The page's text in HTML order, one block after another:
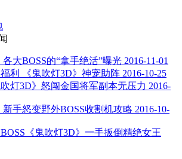
各大BOSS的“拿手绝活”曝光 2016-11-01
利 《鬼吹灯3D》神宠助阵 2016-10-25
灯3D》怒闯金国将军副本无压力 2016-
新手怒变野外BOSS收割机攻略 2016-10-
《鬼吹灯3D》一手扳倒精绝女王